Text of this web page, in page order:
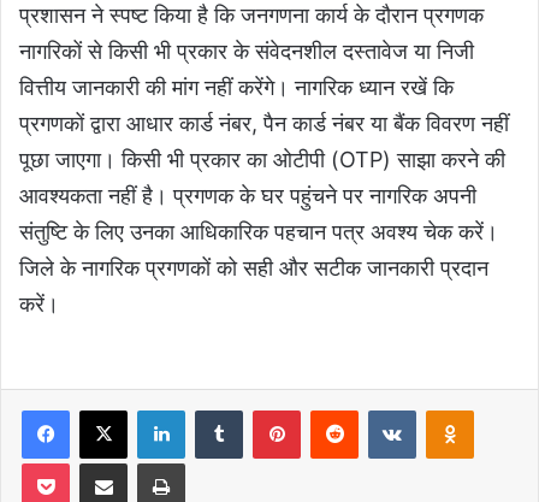
प्रशासन ने स्पष्ट किया है कि जनगणना कार्य के दौरान प्रगणक
नागरिकों से किसी भी प्रकार के संवेदनशील दस्तावेज या निजी
वित्तीय जानकारी की मांग नहीं करेंगे। नागरिक ध्यान रखें कि
प्रगणकों द्वारा आधार कार्ड नंबर, पैन कार्ड नंबर या बैंक विवरण नहीं
पूछा जाएगा। किसी भी प्रकार का ओटीपी (OTP) साझा करने की
आवश्यकता नहीं है। प्रगणक के घर पहुंचने पर नागरिक अपनी
संतुष्टि के लिए उनका आधिकारिक पहचान पत्र अवश्य चेक करें।
जिले के नागरिक प्रगणकों को सही और सटीक जानकारी प्रदान
करें।
Facebook
X LinkedInTumblr PinterestReddit VKontakte
Pocket Share via Email Print